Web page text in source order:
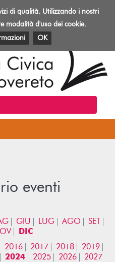
Toggle
E RISORSE
eventi
GIU LUG AGO
SET
DIC
2016 2017 2018
2019
2024 2025 2026 2027
di qualità. Utilizzando i nostri
modalità d'uso dei cookie.
OK